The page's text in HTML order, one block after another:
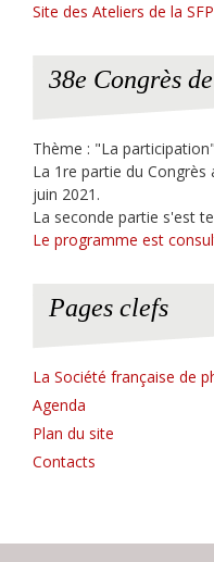
Site des Ateliers de la SFP
38e Congrès
Thème : "La participation"
La 1re partie du
juin 2021.
La seconde partie s'est
Le programme est
Pages clefs
La Société française de
Agenda
Plan du site
Contacts